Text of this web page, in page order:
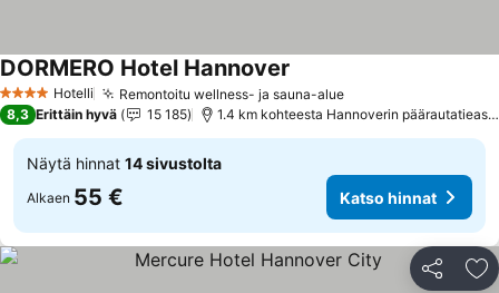
4 Tähtiluokitus
Hotelli Remontoitu wellness- ja sauna-alueKatso hinnat
DORMERO Hotel Hannover
8,3 Erittäin hyvä 15 185 1.4 km kohteesta Hannoverin
Näytä hinnat 14 sivustolta
Alkaen 55 € Katso hinnat
Jaa